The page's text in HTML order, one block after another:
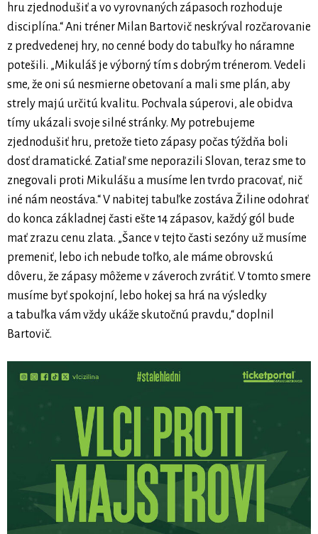
hru zjednodušiť a vo vyrovnaných zápasoch rozhoduje
disciplína.“ Ani tréner Milan Bartovič neskrýval rozčarovanie
z predvedenej hry, no cenné body do tabuľky ho náramne
potešili. „Mikuláš je výborný tím s dobrým trénerom. Vedeli
sme, že oni sú nesmierne obetovaní a mali sme plán, aby
strely majú určitú kvalitu. Pochvala súperovi, ale obidva
tímy ukázali svoje silné stránky. My potrebujeme
zjednodušiť hru, pretože tieto zápasy počas týždňa boli
dosť dramatické. Zatiaľ sme neporazili Slovan, teraz sme to
znegovali proti Mikulášu a musíme len tvrdo pracovať, nič
iné nám neostáva.“ V nabitej tabuľke zostáva Žiline odohrať
do konca základnej časti ešte 14 zápasov, každý gól bude
mať zrazu cenu zlata. „Šance v tejto časti sezóny už musíme
premeniť, lebo ich nebude toľko, ale máme obrovskú
dôveru, že zápasy môžeme v záveroch zvrátiť. V tomto smere
musíme byť spokojní, lebo hokej sa hrá na výsledky
a tabuľka vám vždy ukáže skutočnú pravdu,“ doplnil
Bartovič.